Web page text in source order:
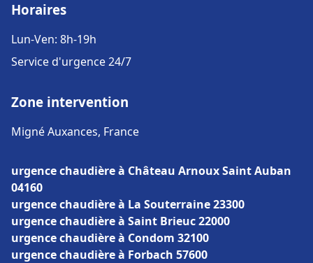
Horaires
Lun-Ven: 8h-19h
Service d'urgence 24/7
Zone intervention
Migné Auxances, France
urgence chaudière à Château Arnoux Saint Auban
04160
urgence chaudière à La Souterraine 23300
urgence chaudière à Saint Brieuc 22000
urgence chaudière à Condom 32100
urgence chaudière à Forbach 57600